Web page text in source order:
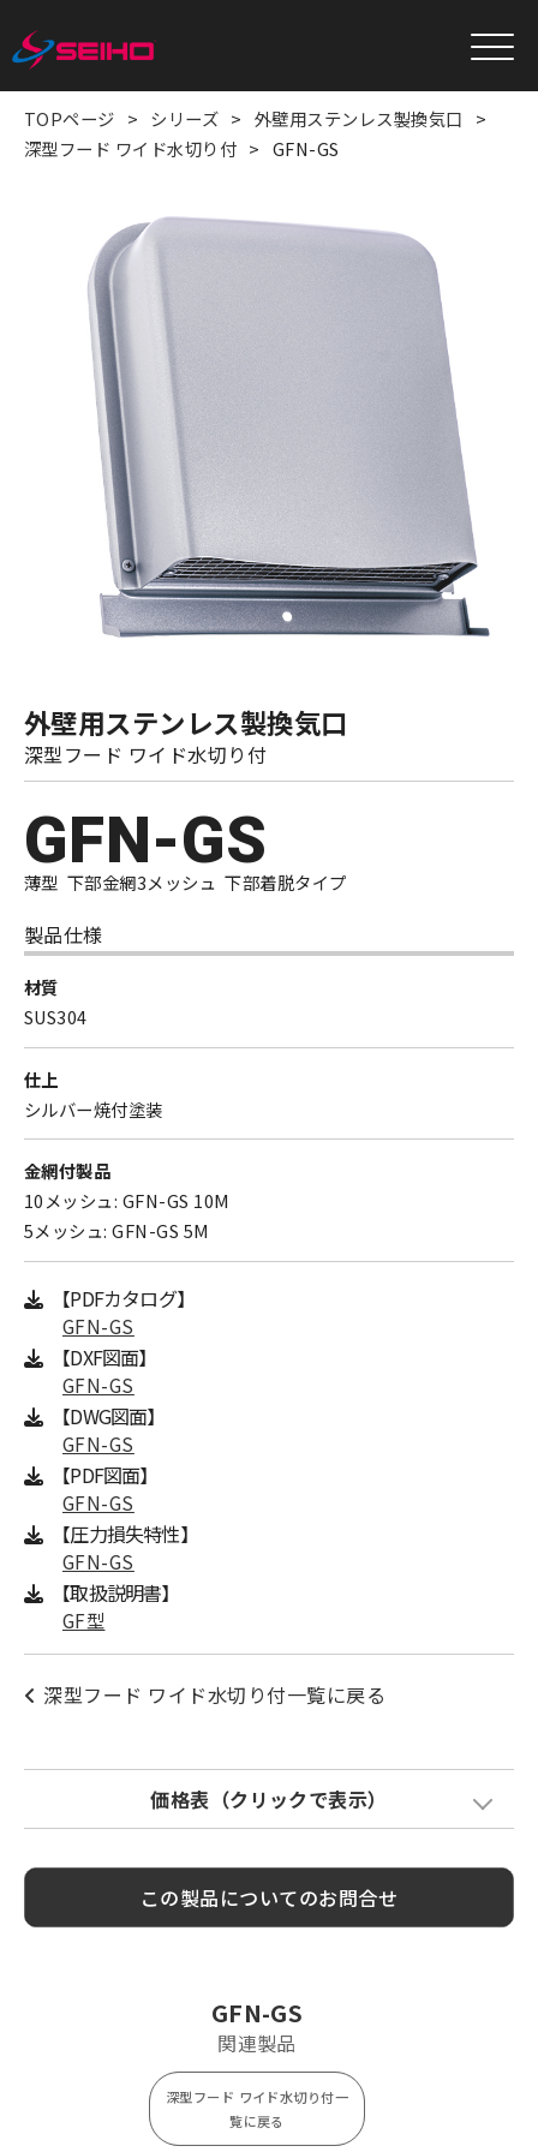
TOPページ シリーズ
外壁用ステンレス製換気口
深型フード ワイド水切り付
GFN-GS
外壁用ステンレス製換気口
深型フード ワイド水切り付
GFN-GS
薄型 下部金網3メッシュ 下部着脱タイプ
製品仕様
材質
SUS304
仕上
シルバー焼付塗装
金網付製品
10メッシュ: GFN-GS 10M
5メッシュ: GFN-GS 5M
【PDFカタログ】
GFN-GS
【DXF図面】
GFN-GS
【DWG図面】
GFN-GS
【PDF図面】
GFN-GS
【圧力損失特性】
GFN-GS
【取扱説明書】
GF型
深型フード ワイド水切り付一覧に戻る
価格表（クリックで表示）
塗装色加算
GFN75GS
¥ 9,700
¥ 2,200
¥ 14,500
¥ 21,400
GFN200GS
¥ 21,800 ¥ 4,700
この製品についてのお問合せ
GFN-GS
関連製品
深型フード ワイド水切り付一
覧に戻る